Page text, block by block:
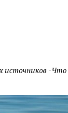
-Что